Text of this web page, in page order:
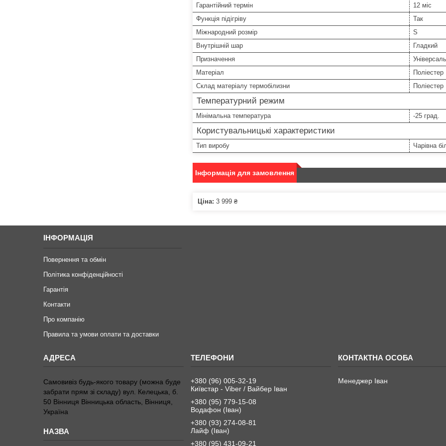
Гарантійний термін
12 міс
Функція підігріву
Так
Міжнародний розмір
S
Внутрішній шар
Гладкий
Призначення
Матеріал
Поліестер
Склад матеріалу термобілизни
Поліестер
Температурний режим
Мінімальна температура -25 град.
Користувальницькі характеристики
Тип виробу Чарівна
Інформація для замовлення
Ціна: 3 999 ₴
ІНФОРМАЦІЯ
Повернення та обмін
Політика конфіденційності
Гарантія
Контакти
Про компанію
Правила та умови оплати та доставки
Самовивіз будь-якого товару (можна буде
забрати прям зі складу) вул. Келецька, б.
50 Вінниця Вінницька область, Вінниця,
Україна
+380 (96) 005-32-19
Київстар - Viber / Вайбер Іван
+380 (95) 779-15-08
Водафон (Іван)
+380 (93) 274-08-81
Лайф (Іван)
+380 (95) 431-09-21
Менеджер Іван